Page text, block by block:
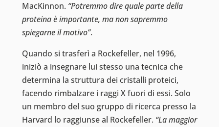
MacKinnon. “Potremmo dire quale parte della
proteina è importante, ma non sapremmo
spiegarne il motivo”.
Quando si trasferì a Rockefeller, nel 1996,
iniziò a insegnare lui stesso una tecnica che
determina la struttura dei cristalli proteici,
facendo rimbalzare i raggi X fuori di essi. Solo
un membro del suo gruppo di ricerca presso la
Harvard lo raggiunse al Rockefeller. “La maggior